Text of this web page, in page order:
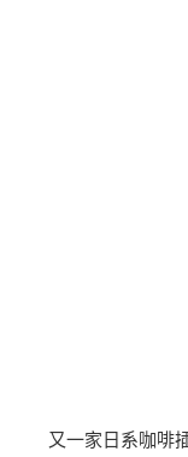
又一家日系咖啡